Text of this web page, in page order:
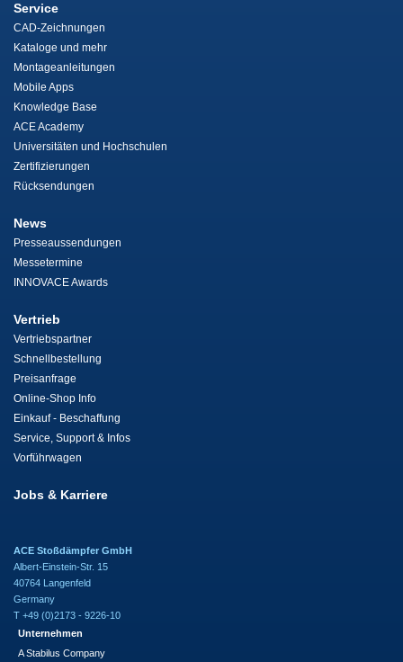
Service
CAD-Zeichnungen
Kataloge und mehr
Montageanleitungen
Mobile Apps
Knowledge Base
ACE Academy
Universitäten und Hochschulen
Zertifizierungen
Rücksendungen
News
Presseaussendungen
Messetermine
INNOVACE Awards
Vertrieb
Vertriebspartner
Schnellbestellung
Preisanfrage
Online-Shop Info
Einkauf - Beschaffung
Service, Support & Infos
Vorführwagen
Jobs & Karriere
ACE Stoßdämpfer GmbH
Albert-Einstein-Str. 15
40764 Langenfeld
Germany
T +49 (0)2173 - 9226-10
Unternehmen
A Stabilus Company